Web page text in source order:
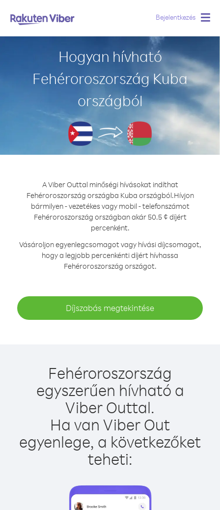
Bejelentkezés
Hogyan hívható
Fehéroroszország Kuba
országból
A Viber Outtal minőségi hívásokat indíthat
Fehéroroszország országba Kuba országból.Hívjon
bármilyen - vezetékes vagy mobil - telefonszámot
Fehéroroszország országban akár 50.5 ¢ díjért
percenként.
Vásároljon egyenlegcsomagot vagy hívási díjcsomagot,
hogy a legjobb percenkénti díjért hívhassa
Fehéroroszország országot.
Díjszabás megtekintése
Fehéroroszország
egyszerűen hívható a
Viber Outtal.
Ha van Viber Out
egyenlege, a következőket
teheti: